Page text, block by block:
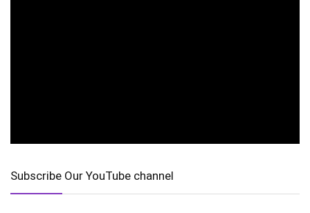
Subscribe Our YouTube channel